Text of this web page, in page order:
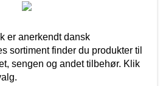
er anerkendt dansk
sortiment finder du produkter til
sengen og andet tilbehør. Klik